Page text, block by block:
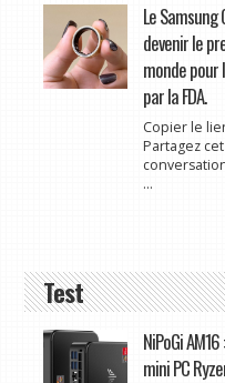
Le
devenir le
monde pour
par la FDA.
Copier le
Partagez
...
Test
NiPoGi
mini PC